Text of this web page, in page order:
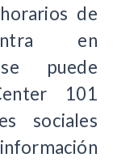
de
en
puede
101
sociales